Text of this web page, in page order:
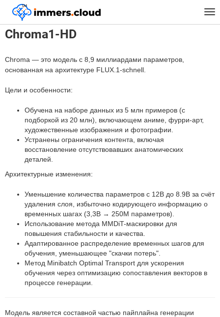
™
Главная Модели Chroma1-HD
Chroma1-HD
Chroma — это модель с 8,9 миллиардами параметров,
основанная на архитектуре FLUX.1-schnell.
Цели и особенности:
Обучена на наборе данных из 5 млн примеров (с
подборкой из 20 млн), включающем аниме, фурри-арт,
художественные изображения и фотографии.
Устранены ограничения контента, включая
восстановление отсутствовавших анатомических
деталей.
Архитектурные изменения:
Уменьшение количества параметров с 12B до 8.9B за счёт
удаления слоя, избыточно кодирующего информацию о
временных шагах (3,3B → 250M параметров).
Использование метода MMDiT-маскировки для
повышения стабильности и качества.
Адаптированное распределение временных шагов для
обучения, уменьшающее "скачки потерь".
Метод Minibatch Optimal Transport для ускорения
обучения через оптимизацию сопоставления векторов в
процессе генерации.
Модель является составной частью пайплайна генерации